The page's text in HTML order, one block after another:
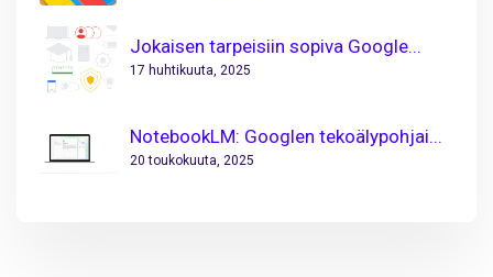
Jokaisen tarpeisiin sopiva Google...
17 huhtikuuta, 2025
NotebookLM: Googlen tekoälypohjai...
20 toukokuuta, 2025